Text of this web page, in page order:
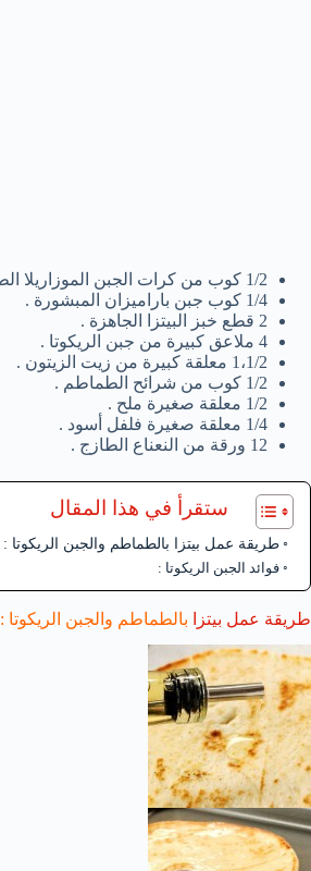
1/2 كوب من كرات الجبن الموزاريلا الطازجة .
1/4 كوب جبن باراميزان المبشورة .
2 قطع خبز البيتزا الجاهزة .
4 ملاعق كبيرة من جبن الريكوتا .
1،1/2 معلقة كبيرة من زيت الزيتون .
1/2 كوب من شرائح الطماطم .
1/2 معلقة صغيرة ملح .
1/4 معلقة صغيرة فلفل أسود .
12 ورقة من النعناع الطازج .
ستقرأ في هذا المقال
طريقة عمل بيتزا بالطماطم والجبن الريكوتا :
فوائد الجبن الريكوتا :
طريقة عمل بيتزا بالطماطم والجبن الريكوتا :